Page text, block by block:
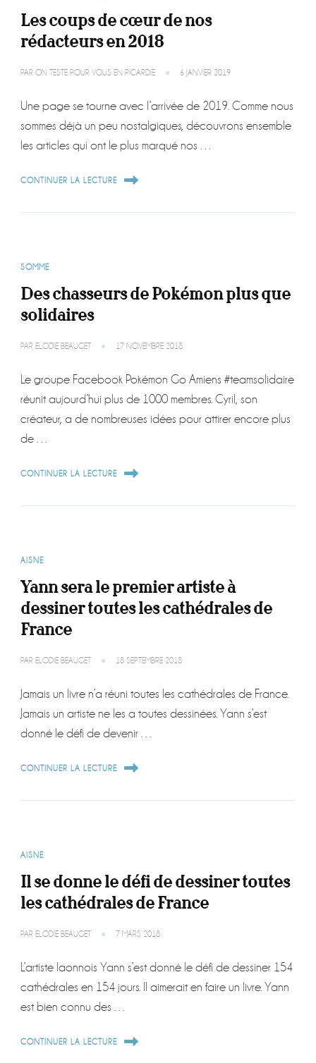
Les coups de cœur de nos
rédacteurs en 2018
PAR ON TESTE POUR VOUS EN PICARDIE 6 JANVIER 2019
Une page se tourne avec l’arrivée de 2019. Comme nous
sommes déjà un peu nostalgiques, découvrons ensemble
les articles qui ont le plus marqué nos …
CONTINUER LA LECTURE
SOMME
Des chasseurs de Pokémon plus que
solidaires
PAR ELODIE BEAUGET 17 NOVEMBRE 2018
Le groupe Facebook Pokémon Go Amiens #teamsolidaire
réunit aujourd’hui plus de 1000 membres. Cyril, son
créateur, a de nombreuses idées pour attirer encore plus
de …
CONTINUER LA LECTURE
AISNE
Yann sera le premier artiste à
dessiner toutes les cathédrales de
France
PAR ELODIE BEAUGET 18 SEPTEMBRE 2018
Jamais un livre n’a réuni toutes les cathédrales de France.
Jamais un artiste ne les a toutes dessinées. Yann s’est
donné le défi de devenir …
CONTINUER LA LECTURE
AISNE
Il se donne le défi de dessiner toutes
les cathédrales de France
PAR ELODIE BEAUGET 7 MARS 2018
L’artiste laonnois Yann s’est donné le défi de dessiner 154
cathédrales en 154 jours. Il aimerait en faire un livre. Yann
est bien connu des …
CONTINUER LA LECTURE